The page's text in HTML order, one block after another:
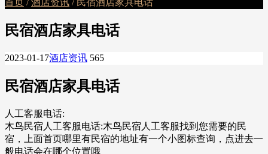
首页 /酒店资讯 / 民宿酒店家具电话
民宿酒店家具电话
2023-01-17酒店资讯 565
民宿酒店家具电话
人工客服电话:
木鸟民宿人工客服电话:木鸟民宿人工客服找到您需要的民
宿，上面首页哪里有民宿的地址有一个小图标查询，点进去一
般电话会在哪个位置哦